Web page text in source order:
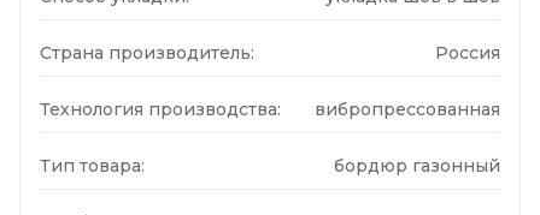
Страна производитель: Россия
Технология производства: вибропрессованная
Тип товара: бордюр газонный